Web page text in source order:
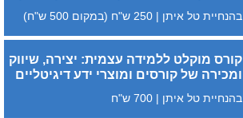
בהנחיית טל איתן | 250 ש"ח (במקום 500 ש"ח)
קורס מוקלט ללמידה עצמית: יצירה, שיווק
ומכירה של קורסים ומוצרי ידע דיגיטליים
בהנחיית טל איתן | 700 ש"ח